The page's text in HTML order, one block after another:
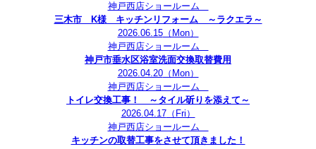
神戸西店ショールーム
三木市 K様 キッチンリフォーム ～ラクエラ～
2026.06.15（Mon）
神戸西店ショールーム
神戸市垂水区浴室洗面交換取替費用
2026.04.20（Mon）
神戸西店ショールーム
トイレ交換工事！ ～タイル斫りを添えて～
2026.04.17（Fri）
神戸西店ショールーム
キッチンの取替工事をさせて頂きました！